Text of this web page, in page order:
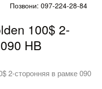
Позвони: 097-224-28-84
100$ 2-
HB
2-сторонняя в рамке 090